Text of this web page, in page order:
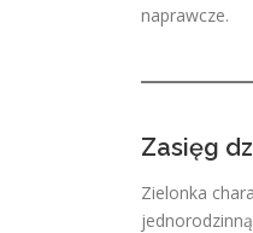
naprawcze.
Zasięg
Zielonka